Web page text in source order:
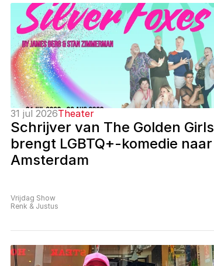
31 jul 2026Theater
Schrijver van The Golden Girls
brengt LGBTQ+-komedie naar
Amsterdam
Vrijdag Show
Renk & Justus